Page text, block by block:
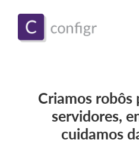
Criamos robôs
servidores,
cuidamos